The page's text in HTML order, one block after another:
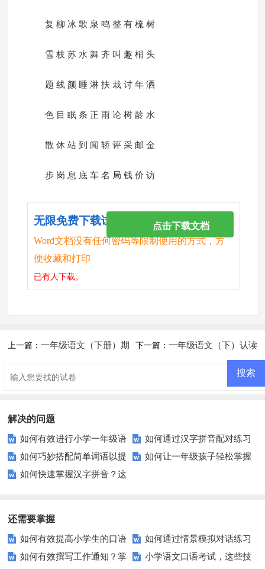
复 柳 冰 歌 泉 鸣 整 有 梳 树
雪 枝 苏 水 舞 齐 叫 趣 梢 头
题 线 颜 睡 淋 扶 栽 讨 年 洒
色 目 眠 条 正 雨 论 树 龄 水
散 休 站 到 闻 轿 评 采 邮 金
步 岗 息 底 车 名 局 钱 价 访
无限免费下载试卷
Word文档没有任何密码等限制使用的方式，方
便收藏和打印
已有人下载。
点击下载文档
上一篇：一年级语文（下册）期 下一篇： 一年级语文（下）认读
解决的问题
如何有效进行小学一年级语
文复习？家长必看！
如何通过汉字拼音配对练习
提升学习效率？
如何巧妙搭配简单词语以提
升语言表达能力？
如何让一年级孩子轻松掌握
如何快速掌握汉字拼音？这
还需要掌握
如何有效提高小学生的口语
交际测试成绩？
如何通过情景模拟对话练习
提高你的沟通能力？
如何有效撰写工作通知？掌
小学语文口语考试，这些技